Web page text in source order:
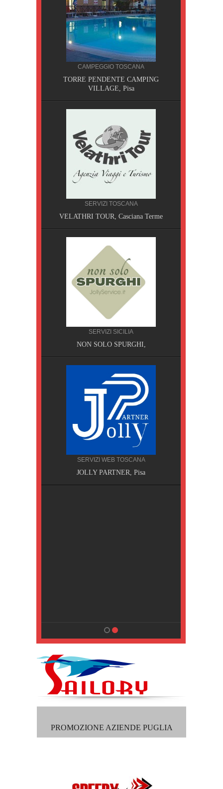
CAMPEGGIO TOSCANA
TORRE PENDENTE CAMPING
VILLAGE, Pisa
SERVIZI TOSCANA
VELATHRI TOUR, Casciana Terme
SERVIZI SICILIA
NON SOLO SPURGHI,
SERVIZI WEB TOSCANA
JOLLY PARTNER, Pisa
PROMOZIONE AZIENDE PUGLIA